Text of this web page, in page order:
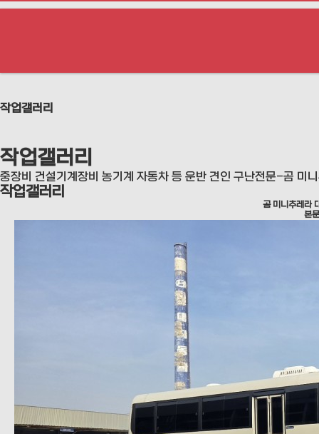
작업갤러리
작업갤러리
중장비 건설기계장비 농기계 자동차 등 운반 견인 구난전문-곰 미
작업갤러리
곰 미니추레라
본문